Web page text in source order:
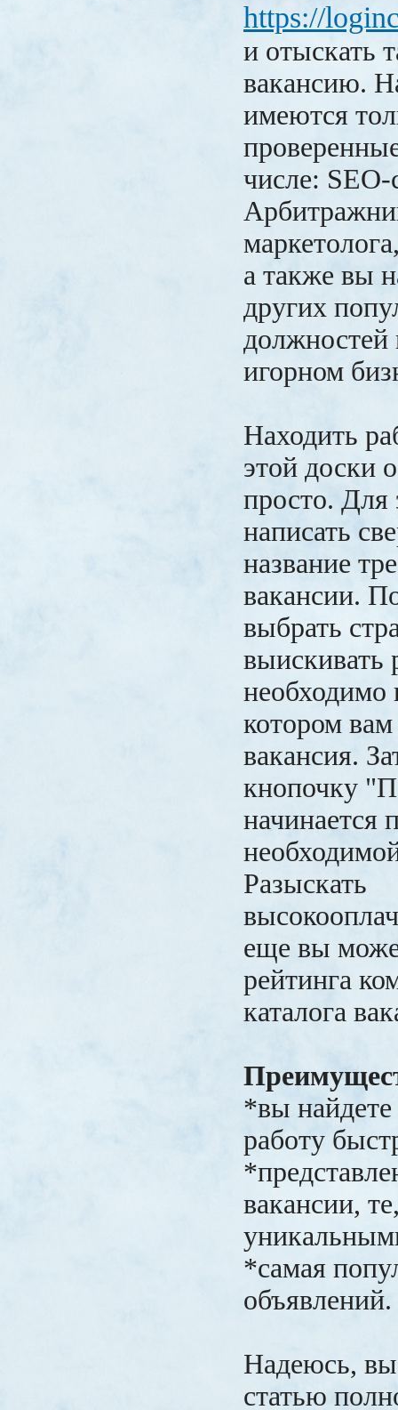
https://
и отыскать
вакансию.
имеются
числе: SEO-
а также вы
других
должностей
игорном
Находить
этой доски
просто. Для
написать
название
вакансии.
выбрать
выискивать
необходимо
котором
вакансия.
кнопочку
начинается
Разыскать
еще вы
рейтинга
каталога
*вы
работу
вакансии,
*самая
объявлений.
Надеюсь,
статью